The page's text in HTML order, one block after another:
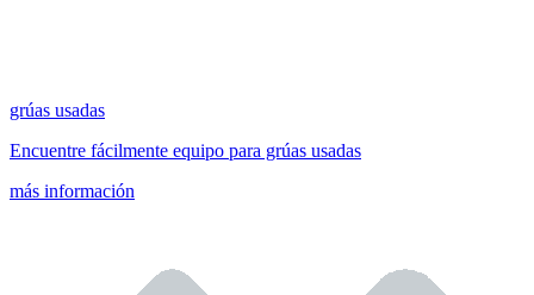
grúas usadas
Encuentre fácilmente equipo para grúas usadas
más información